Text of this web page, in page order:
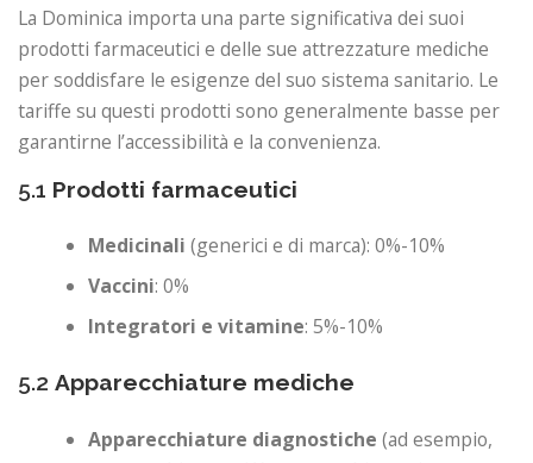
La Dominica importa una parte significativa dei suoi
prodotti farmaceutici e delle sue attrezzature mediche
per soddisfare le esigenze del suo sistema sanitario. Le
tariffe su questi prodotti sono generalmente basse per
garantirne l’accessibilità e la convenienza.
5.1 Prodotti farmaceutici
Medicinali (generici e di marca): 0%-10%
Vaccini: 0%
Integratori e vitamine: 5%-10%
5.2 Apparecchiature mediche
Apparecchiature diagnostiche (ad esempio,